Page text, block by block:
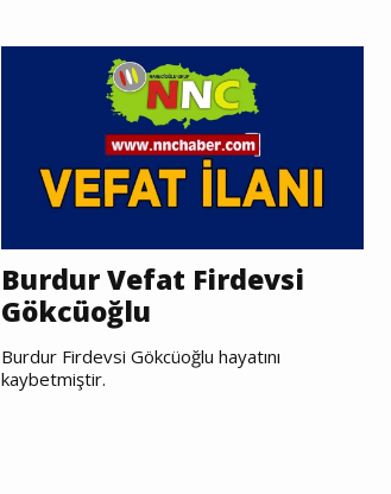
Burdur Vefat Firdevsi
Gökcüoğlu
Burdur Firdevsi Gökcüoğlu hayatını
kaybetmiştir.